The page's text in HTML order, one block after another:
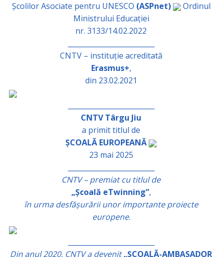
Școlilor Asociate pentru UNESCO (ASPnet)
Ordinul
Ministrului Educației
nr. 3133/14.02.2022
CNTV – instituție acreditată
Erasmus+,
din 23.02.2021
CNTV Târgu Jiu
a primit titlul de
ȘCOALĂ EUROPEANĂ
23 mai 2025
CNTV – premiat cu titlul de
„Școală eTwinning”,
în urma desfășurării unor importante proiecte
europene.
Din anul 2020, CNTV a devenit „ȘCOALĂ-AMBASADOR